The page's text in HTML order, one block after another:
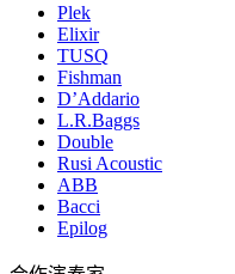
Plek
Elixir
TUSQ
Fishman
D’Addario
L.R.Baggs
Double
Rusi Acoustic
ABB
Bacci
Epilog